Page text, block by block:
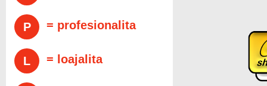
P = profesionalita
L = loajalita